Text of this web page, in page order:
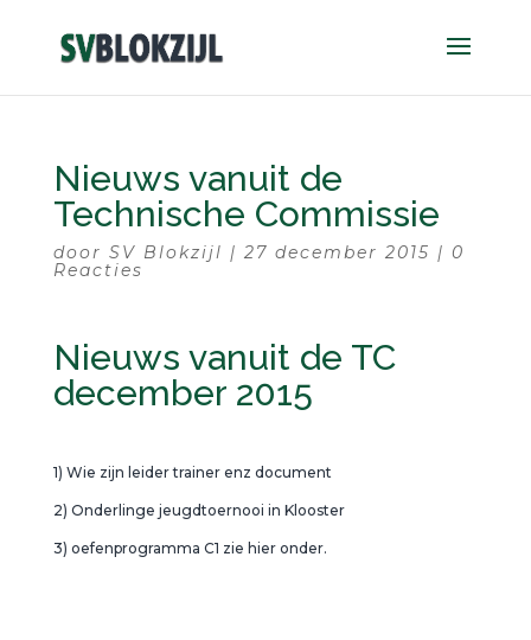
Nieuws vanuit de
Technische Commissie
door SV Blokzijl | 27 december 2015 | 0
Reacties
Nieuws vanuit de TC
december 2015
1) Wie zijn leider trainer enz document
2) Onderlinge jeugdtoernooi in Klooster
3) oefenprogramma C1 zie hier onder.